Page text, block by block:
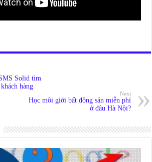
Solid tìm
hàng
Next
Học môi giới bất động sản miễn phí
ở đâu Hà Nội?